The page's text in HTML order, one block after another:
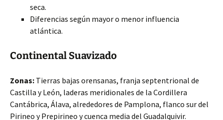
seca.
Diferencias según mayor o menor influencia
atlántica.
Continental Suavizado
Zonas: Tierras bajas orensanas, franja septentrional de
Castilla y León, laderas meridionales de la Cordillera
Cantábrica, Álava, alrededores de Pamplona, flanco sur del
Pirineo y Prepirineo y cuenca media del Guadalquivir.